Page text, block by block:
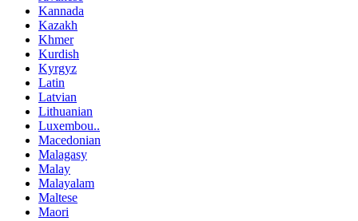
Kannada
Kazakh
Khmer
Kurdish
Kyrgyz
Latin
Latvian
Lithuanian
Luxembou..
Macedonian
Malagasy
Malay
Malayalam
Maltese
Maori